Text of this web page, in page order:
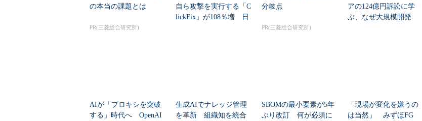
の本当の課題とは
PR(三菱総合研究所)
自ら攻撃を実行する「C
lickFix」が108％増 日
分岐点
PR(三菱総合研究所)
アの124億円訴訟に学
ぶ、なぜ大規模開発
AIが「プロキシを突破
する」時代へ OpenAI
生成AIでナレッジ管理
を革新 組織知を統合
SBOMの最小要素が5年
ぶり改訂 何が必須に
「現場が変化を嫌うの
は当然」 みずほFG